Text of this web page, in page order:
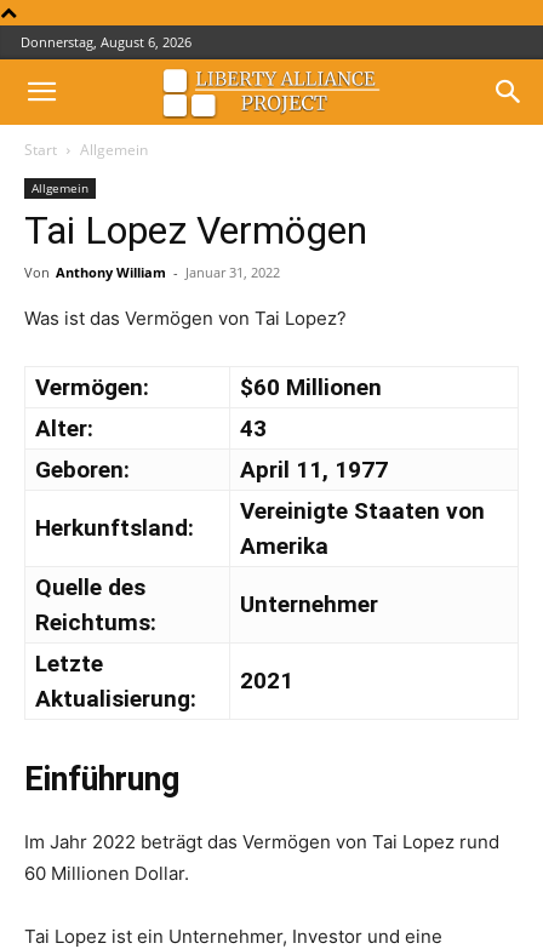
Donnerstag, August 6, 2026
Start Allgemein
Allgemein
Tai Lopez Vermögen
Von Anthony William - Januar 31, 2022
Was ist das Vermögen von Tai Lopez?
Vermögen:
$60 Millionen
Alter:
43
Geboren:
April 11, 1977
Herkunftsland:
Vereinigte Staaten von
Amerika
Quelle des
Reichtums:
Unternehmer
Letzte
Aktualisierung:
2021
Einführung
Im Jahr 2022 beträgt das Vermögen von Tai Lopez rund
60 Millionen Dollar.
Tai Lopez ist ein Unternehmer, Investor und eine